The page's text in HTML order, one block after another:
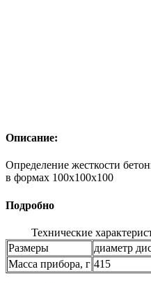
Описание:
Определение жесткости
в формах 100х100х100
Подробно
Технические
Размеры
диаметр
Масса прибора, г 415